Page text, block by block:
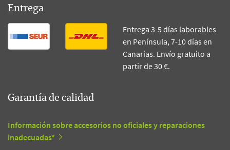
Entrega
Entrega 3-5 días laborables
en Península, 7-10 días en
Canarias. Envío gratuito a
partir de 30 €.
Garantía de calidad
Información sobre accesorios no oficiales y reparaciones
inadecuadas*